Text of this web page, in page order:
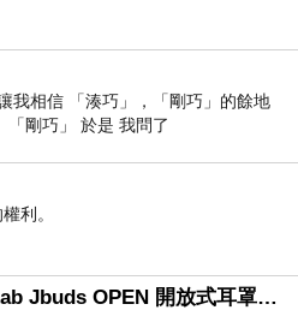
我相信 「湊巧」，「剛巧」的餘地
「剛巧」 於是 我問了
利。
開箱｜JLab Jbuds OPEN 開放式耳罩藍牙耳機 - 設計美學，輕巧、透氣、環境音全物理達成！